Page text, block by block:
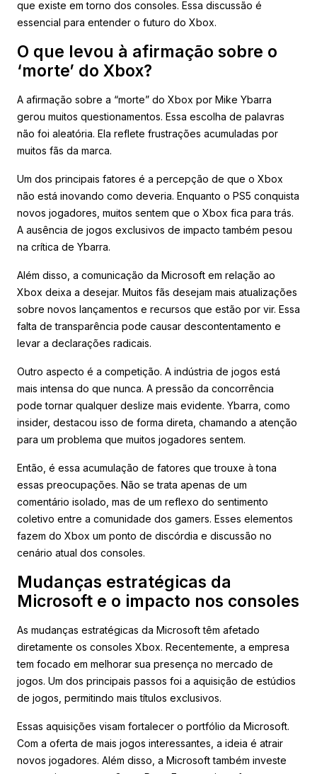
que existe em torno dos consoles. Essa discussão é
essencial para entender o futuro do Xbox.
O que levou à afirmação sobre o
‘morte’ do Xbox?
A afirmação sobre a “morte” do Xbox por Mike Ybarra
gerou muitos questionamentos. Essa escolha de palavras
não foi aleatória. Ela reflete frustrações acumuladas por
muitos fãs da marca.
Um dos principais fatores é a percepção de que o Xbox
não está inovando como deveria. Enquanto o PS5 conquista
novos jogadores, muitos sentem que o Xbox fica para trás.
A ausência de jogos exclusivos de impacto também pesou
na crítica de Ybarra.
Além disso, a comunicação da Microsoft em relação ao
Xbox deixa a desejar. Muitos fãs desejam mais atualizações
sobre novos lançamentos e recursos que estão por vir. Essa
falta de transparência pode causar descontentamento e
levar a declarações radicais.
Outro aspecto é a competição. A indústria de jogos está
mais intensa do que nunca. A pressão da concorrência
pode tornar qualquer deslize mais evidente. Ybarra, como
insider, destacou isso de forma direta, chamando a atenção
para um problema que muitos jogadores sentem.
Então, é essa acumulação de fatores que trouxe à tona
essas preocupações. Não se trata apenas de um
comentário isolado, mas de um reflexo do sentimento
coletivo entre a comunidade dos gamers. Esses elementos
fazem do Xbox um ponto de discórdia e discussão no
cenário atual dos consoles.
Mudanças estratégicas da
Microsoft e o impacto nos consoles
As mudanças estratégicas da Microsoft têm afetado
diretamente os consoles Xbox. Recentemente, a empresa
tem focado em melhorar sua presença no mercado de
jogos. Um dos principais passos foi a aquisição de estúdios
de jogos, permitindo mais títulos exclusivos.
Essas aquisições visam fortalecer o portfólio da Microsoft.
Com a oferta de mais jogos interessantes, a ideia é atrair
novos jogadores. Além disso, a Microsoft também investe